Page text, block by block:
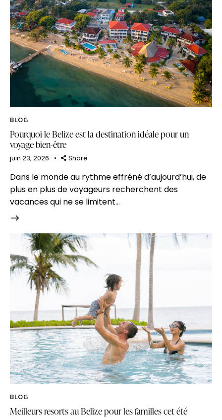
BLOG
Pourquoi le Belize est la destination idéale pour un
voyage bien-être
juin 23, 2026 Share
Dans le monde au rythme effréné d’aujourd’hui, de
plus en plus de voyageurs recherchent des
vacances qui ne se limitent…
BLOG
Meilleurs resorts au Belize pour les familles cet été